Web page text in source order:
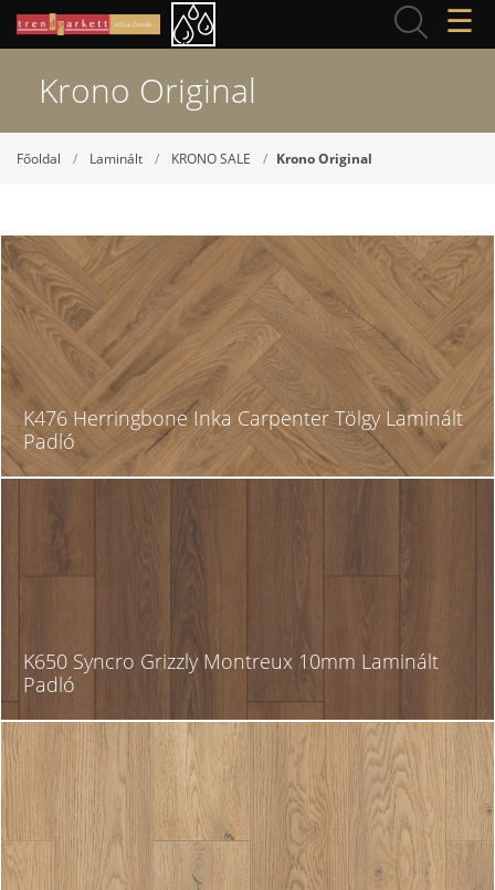
☰
Krono Original
Főoldal Laminált KRONO SALE Krono Original
K476 Herringbone Inka Carpenter Tölgy Laminált
Padló
K650 Syncro Grizzly Montreux 10mm Laminált
Padló